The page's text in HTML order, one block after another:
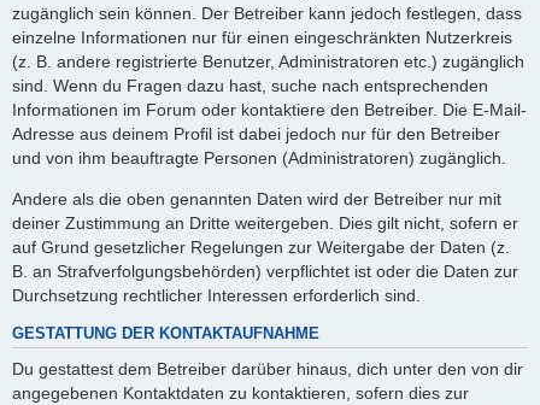
zugänglich sein können. Der Betreiber kann jedoch festlegen, dass
einzelne Informationen nur für einen eingeschränkten Nutzerkreis
(z. B. andere registrierte Benutzer, Administratoren etc.) zugänglich
sind. Wenn du Fragen dazu hast, suche nach entsprechenden
Informationen im Forum oder kontaktiere den Betreiber. Die E-Mail-
Adresse aus deinem Profil ist dabei jedoch nur für den Betreiber
und von ihm beauftragte Personen (Administratoren) zugänglich.
Andere als die oben genannten Daten wird der Betreiber nur mit
deiner Zustimmung an Dritte weitergeben. Dies gilt nicht, sofern er
auf Grund gesetzlicher Regelungen zur Weitergabe der Daten (z.
B. an Strafverfolgungsbehörden) verpflichtet ist oder die Daten zur
Durchsetzung rechtlicher Interessen erforderlich sind.
GESTATTUNG DER KONTAKTAUFNAHME
Du gestattest dem Betreiber darüber hinaus, dich unter den von dir
angegebenen Kontaktdaten zu kontaktieren, sofern dies zur